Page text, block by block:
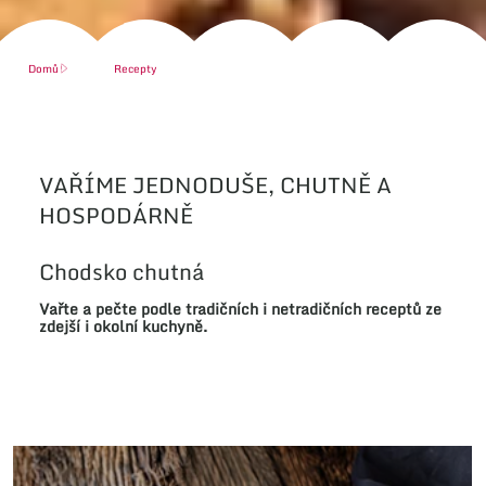
Domů Recepty
VAŘÍME JEDNODUŠE, CHUTNĚ A
HOSPODÁRNĚ
Chodsko chutná
Vařtea pečtepodletradičníchi netradičníchreceptů ze
zdejšíi okolníkuchyně.